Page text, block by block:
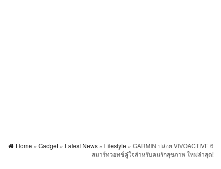
Home » Gadget » Latest News » Lifestyle » GARMIN ปล่อย VIVOACTIVE 6
สมาร์ทวอทช์คู่ใจสำหรับคนรักสุขภาพ ใหม่ล่าสุด!